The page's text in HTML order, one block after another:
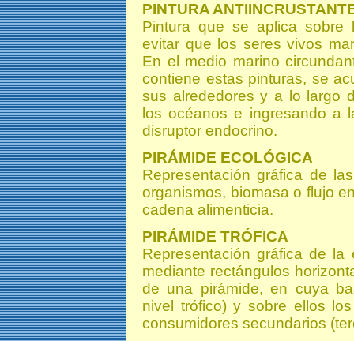
PINTURA
Pintura que se aplica sobre
evitar que los seres vivos
En el medio marino
contiene estas pinturas, se
sus alrededores y a lo largo
los océanos e ingresando a
disruptor endocrino.
PIRÁMIDE ECOLÓGICA
Representación gráfica de
organismos, biomasa o flujo
cadena alimenticia.
PIRÁMIDE TRÓFICA
Representación gráfica de la
mediante rectángulos
de una pirámide, en cuya
nivel trófico) y sobre ellos
consumidores secundarios